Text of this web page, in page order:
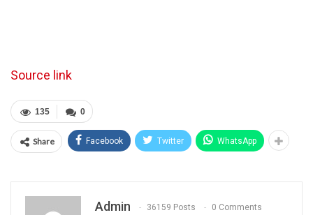
Source link
0
135
Share Facebook Twitter WhatsApp
Admin 36159 Posts 0 Comments